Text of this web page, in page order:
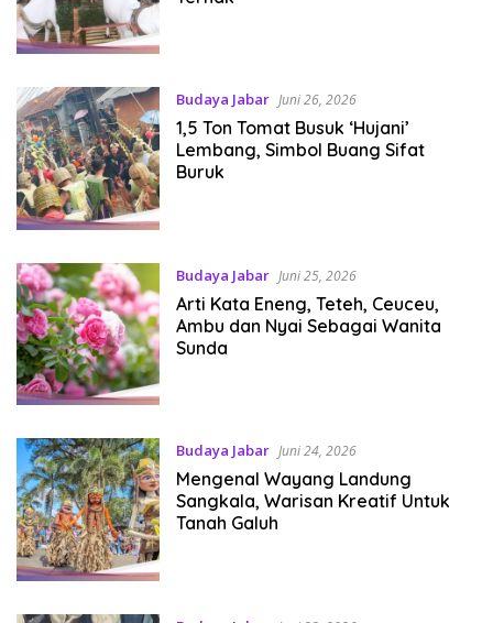
Budaya Jabar Juni 26, 2026
1,5 Ton Tomat Busuk ‘Hujani’
Lembang, Simbol Buang Sifat
Buruk
Budaya Jabar Juni 25, 2026
Arti Kata Eneng, Teteh, Ceuceu,
Ambu dan Nyai Sebagai Wanita
Sunda
Budaya Jabar Juni 24, 2026
Mengenal Wayang Landung
Sangkala, Warisan Kreatif Untuk
Tanah Galuh